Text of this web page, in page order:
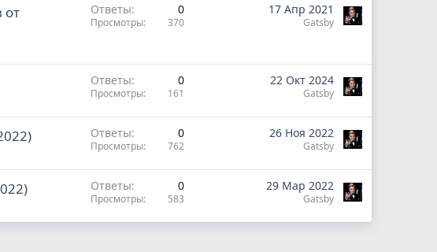
от
Ответы 0
Просмотры 370
17 Апр 2021
Gatsby
Ответы 0
Просмотры 161
22 Окт 2024
Gatsby
Ответы 0
Просмотры 762
26 Ноя 2022
Gatsby
Ответы 0
Просмотры 583
29 Мар 2022
Gatsby